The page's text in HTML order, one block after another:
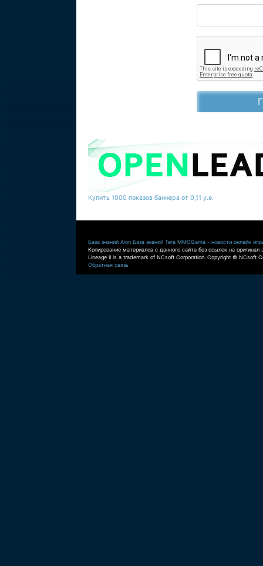
Купить 1000 показов баннера от 0,11 у.е.
База знаний Aion База знаний Tera MMOGame - новости онлайн
Копирование материалов с данного сайта без ссылок на оригинал
Lineage II is a trademark of NCsoft Corporation. Copyright © NCsoft
Обратная связь